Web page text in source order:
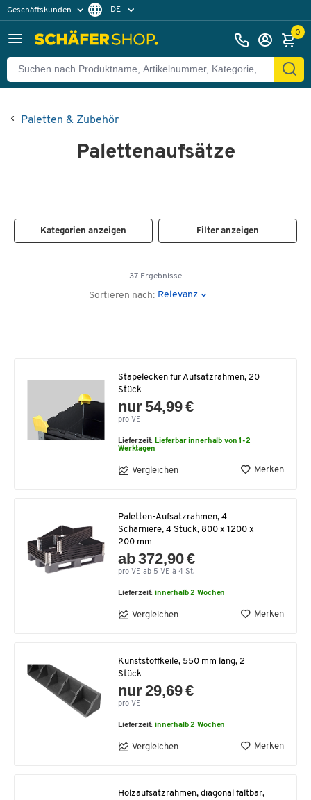
Geschäftskunden DE
0
Paletten & Zubehör
Palettenaufsätze
Kategorien anzeigen Filter anzeigen
37 Ergebnisse
Sortieren nach: Relevanz
Stapelecken für Aufsatzrahmen, 20
Stück
nur 54,99 €
pro VE
Lieferzeit: Lieferbar innerhalb von 1-2
Werktagen
Vergleichen Merken
Paletten-Aufsatzrahmen, 4
Scharniere, 4 Stück, 800 x 1200 x
200 mm
ab 372,90 €
pro VE ab 5 VE à 4 St.
Lieferzeit:innerhalb 2 Wochen
Vergleichen Merken
Kunststoffkeile, 550 mm lang, 2
Stück
nur 29,69 €
pro VE
Lieferzeit:innerhalb 2 Wochen
Vergleichen Merken
Holzaufsatzrahmen, diagonal faltbar,